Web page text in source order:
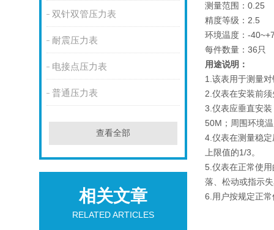
双针双管压力表
耐震压力表
电接点压力表
普通压力表
查看全部
相关文章
RELATED ARTICLES
测量范围：0.25
精度等级：2.5
环境温度：-
每件数量：36只
用途说明：
1.该表用于测量
2.仪表在安装前
3.仪表应垂直安
50M；周围环境
4.仪表在测量稳
上限值的1/3。
5.仪表在正常使
落、松动或指示
6.用户按规定正